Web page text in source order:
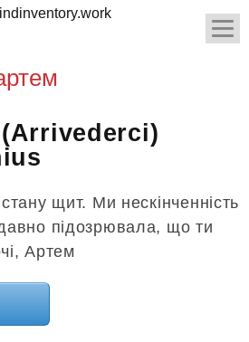
(Arrivederci)
щит. Ми нескінченність
підозрювала, що ти
Артем